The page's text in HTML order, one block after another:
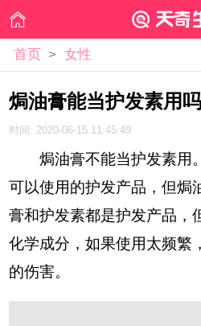
首页 > 女性
焗油膏能当护发素用吗
时间: 2020-06-15 11:45:49
焗油膏不能当护发素用
可以使用的护发产品，但焗
膏和护发素都是护发产品，
化学成分，如果使用太频繁
的伤害。